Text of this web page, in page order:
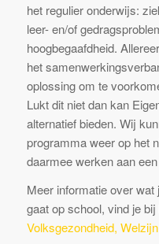
het regulier onderwijs:
leer- en/of
hoogbegaafdheid.
het
oplossing om te
Lukt dit niet dan kan
alternatief bieden. Wij
programma weer op het
daarmee werken aan
Meer informatie over
gaat op school, vind je bij
Volksgezondheid,